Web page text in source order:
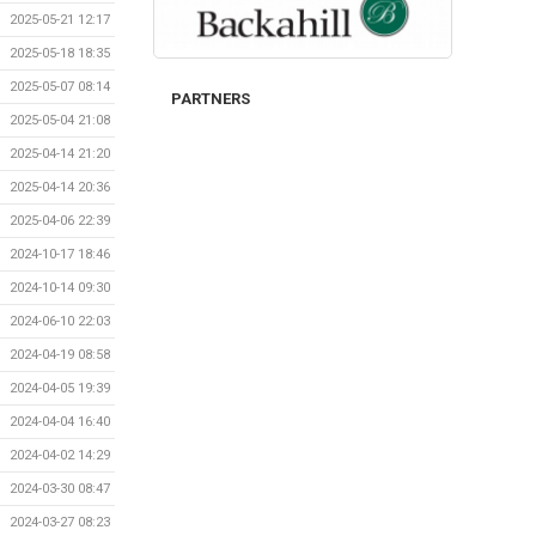
2025-05-21 12:17
2025-05-18 18:35
2025-05-07 08:14
2025-05-04 21:08
2025-04-14 21:20
2025-04-14 20:36
2025-04-06 22:39
2024-10-17 18:46
2024-10-14 09:30
2024-06-10 22:03
2024-04-19 08:58
2024-04-05 19:39
2024-04-04 16:40
2024-04-02 14:29
2024-03-30 08:47
2024-03-27 08:23
PARTNERS